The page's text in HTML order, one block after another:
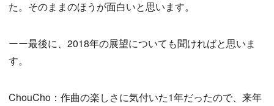
た。そのままのほうが面白いと思います。
ーー最後に、2018年の展望についても聞ければと思いま
す。
ChouCho：作曲の楽しさに気付いた1年だったので、来年